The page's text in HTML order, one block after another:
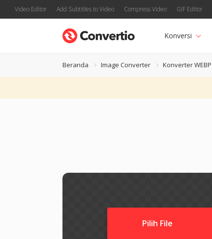
Video Editor Add Subtitles to Video Compress Video GIF Editor
Konversi
Beranda Image Converter Konverter WEBP
Pilih File